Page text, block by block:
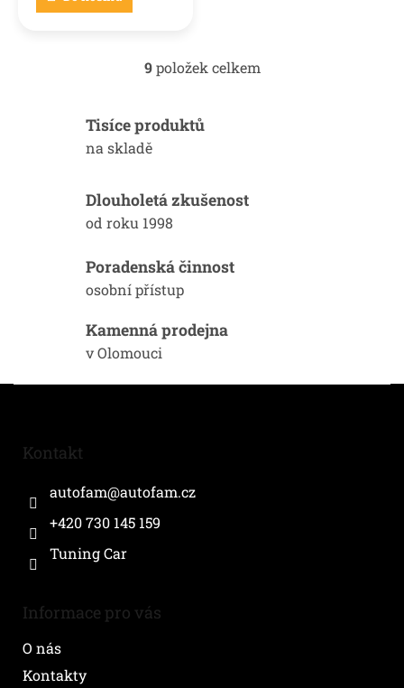
O
á
í
p
k
p
u
9položek celkem
Tisíce produktů
na skladě
Dlouholetá zkušenost
od roku 1998
Poradenská činnost
osobní přístup
Kamenná prodejna
v Olomouci
Kontakt
autofam@autofam.cz
+420 730 145 159
Tuning Car
Informace pro vás
O nás
Kontakty